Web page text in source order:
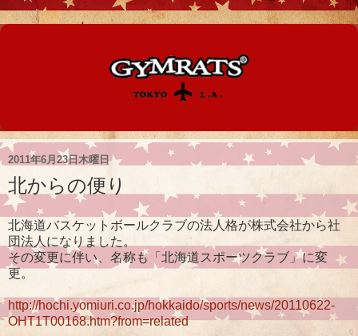
2011年6月23日木曜日
北からの便り
北海道バスケットボールクラブの法人格が株式会社から社
団法人になりました。
その変更に伴い、名称も「北海道スポーツクラブ」に変
更。
http://hochi.yomiuri.co.jp/hokkaido/sports/news/20110622-
OHT1T00168.htm?from=related